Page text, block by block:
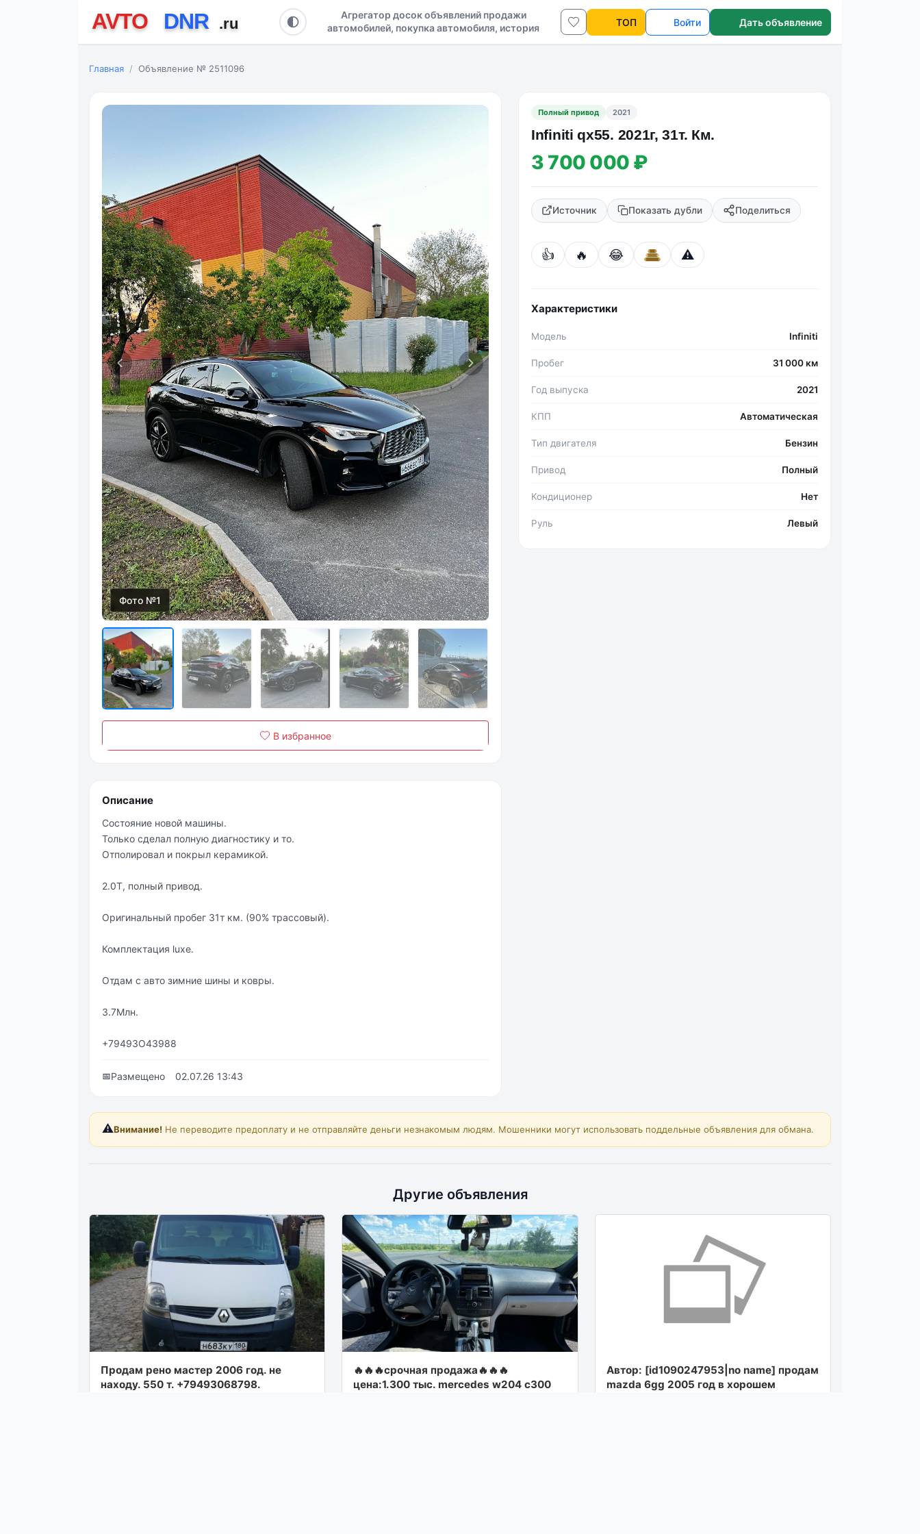
Агрегатор досок объявлений продажи
автомобилей, покупка автомобиля, история
авто в ДНР и ЛНР
ТОП Войти Дать объявление
Главная Объявление № 2511096
Фото №1
В избранное
Полный привод 2021
Infiniti qx55. 2021г, 31т. Км.
3 700 000 ₽
Источник Показать дубли Поделиться
👍 🔥 😂 ⚠️
Характеристики
Модель Infiniti
Пробег 31 000 км
Год выпуска 2021
КПП Автоматическая
Тип двигателя Бензин
Привод Полный
Кондиционер Нет
Руль Левый
Описание
Состояние новой машины.
Только сделал полную диагностику и то.
Отполировал и покрыл керамикой.
2.0Т, полный привод.
Оригинальный пробег 31т км. (90% трассовый).
Комплектация luxe.
Отдам с авто зимние шины и ковры.
3.7Млн.
+79493О43988
📅Размещено 02.07.26 13:43
⚠️Внимание! Не переводите предоплату и не отправляйте деньги незнакомым людям. Мошенники могут использовать поддельные объявления для обмана.
Другие объявления
Продам рено мастер 2006 год. не
находу. 550 т. +79493068798.
🔥🔥🔥срочная продажа🔥🔥🔥
цена:1.300 тыс. mercedes w204 с300
Автор: [id1090247953|no name] продам
mazda 6gg 2005 год в хорошем